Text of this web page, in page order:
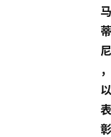
马
蒂
尼
，
以
表
彰